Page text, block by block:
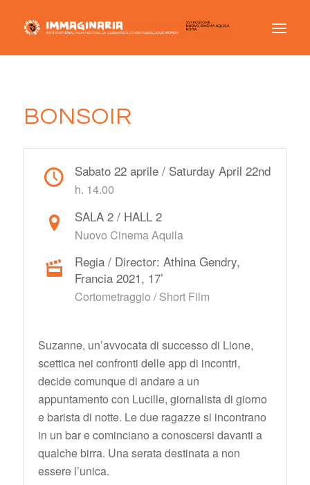
BONSOIR
Sabato 22 aprile / Saturday April 22nd
h. 14.00
SALA 2 / HALL 2
Nuovo Cinema Aquila
Regia / Director: Athina Gendry,
Francia 2021, 17’
Cortometraggio / Short Film
Suzanne, un’avvocata di successo di Lione,
scettica nei confronti delle app di incontri,
decide comunque di andare a un
appuntamento con Lucille, giornalista di giorno
e barista di notte. Le due ragazze si incontrano
in un bar e cominciano a conoscersi davanti a
qualche birra. Una serata destinata a non
essere l’unica.